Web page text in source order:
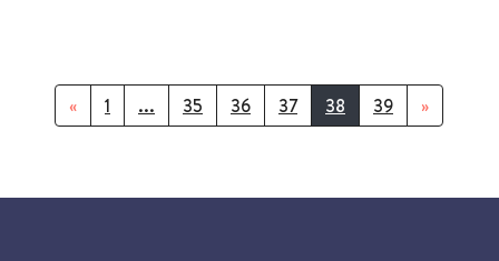
« 1 ... 35 36 37 38 39 »